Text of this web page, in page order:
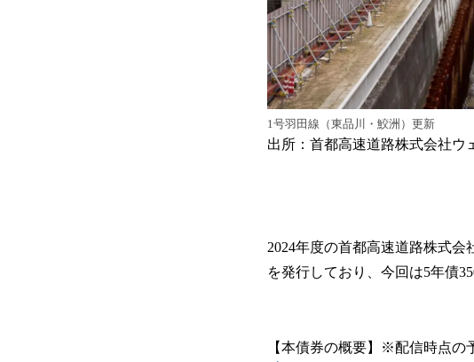
1号羽田線（東品川・鮫洲）更新
出所：首都高速道路株式会社ウ
2024年度の首都高速道路株式会
を発行しており、今回は5年債
【本債券の概要】※配信時点の